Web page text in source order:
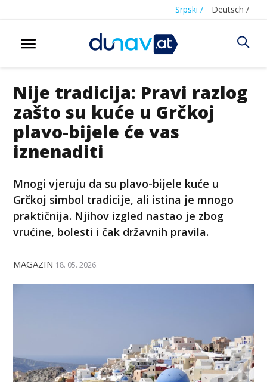
Srpski / Deutsch /
Nije tradicija: Pravi razlog
zašto su kuće u Grčkoj
plavo-bijele će vas
iznenaditi
Mnogi vjeruju da su plavo-bijele kuće u
Grčkoj simbol tradicije, ali istina je mnogo
praktičnija. Njihov izgled nastao je zbog
vrućine, bolesti i čak državnih pravila.
MAGAZIN 18. 05. 2026.